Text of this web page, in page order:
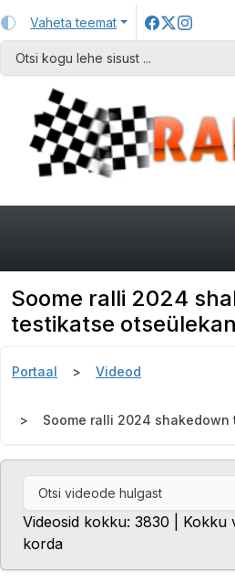
Vaheta teemat
Soome ralli 2024
testikatse
Portaal Videod
Soome ralli 2024
Videosid kokku: 3830 | Kokku
korda